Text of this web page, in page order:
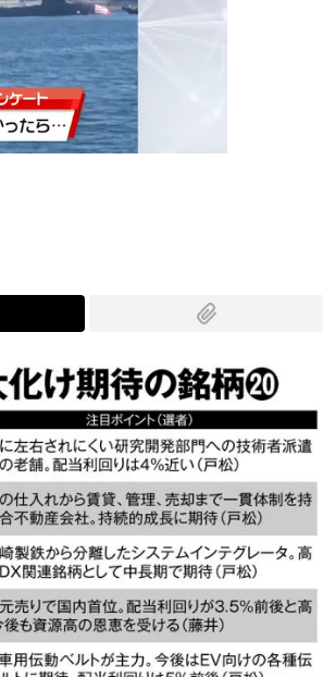
キャンセル